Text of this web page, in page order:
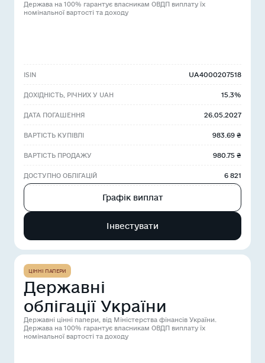
Держава на 100% гарантує власникам ОВДП виплату їх
номінальної вартості та доходу
ISIN UA4000207518
ДОХІДНІСТЬ, РІЧНИХ У UAH 15.3%
ДАТА ПОГАШЕННЯ 26.05.2027
ВАРТІСТЬ КУПІВЛІ 983.69 ₴
ВАРТІСТЬ ПРОДАЖУ 980.75 ₴
ДОСТУПНО ОБЛІГАЦІЙ 6 821
Графік виплат
Інвестувати
ЦІННІ ПАПЕРИ
Державні
облігації України
Державні цінні папери, від Міністерства фінансів України.
Держава на 100% гарантує власникам ОВДП виплату їх
номінальної вартості та доходу